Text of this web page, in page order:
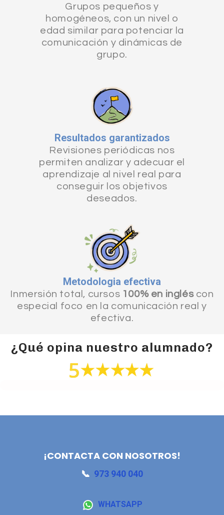
Grupos pequeños y
homogéneos, con un nivel o
edad similar para potenciar la
comunicación y dinámicas de
grupo.
Resultados garantizados
Revisiones periódicas nos
permiten analizar y adecuar el
aprendizaje al nivel real para
conseguir los objetivos
deseados.
Metodologia efectiva
Inmersión total, cursos 100% en ingléscon
especial foco en la comunicación real y
efectiva.
¿Qué opina nuestro alumnado?
5
¡CONTACTA CON NOSOTROS!
📞 973 940 040
WHATSAPP